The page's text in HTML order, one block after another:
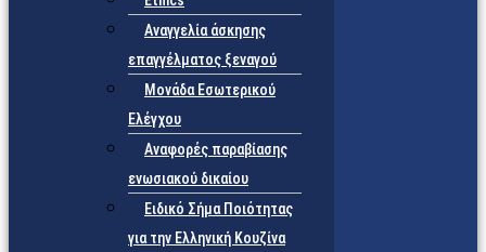
Αναγγελία άσκησης
επαγγέλματος ξεναγού
Μονάδα Εσωτερικού
Ελέγχου
Αναφορές παραβίασης
ενωσιακού δικαίου
Ειδικό Σήμα Ποιότητας
για την Ελληνική Κουζίνα